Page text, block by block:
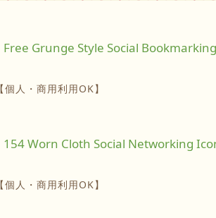
Free Grunge Style Social
【個人・商用利用OK】
154 Worn Cloth Social Networking
【個人・商用利用OK】